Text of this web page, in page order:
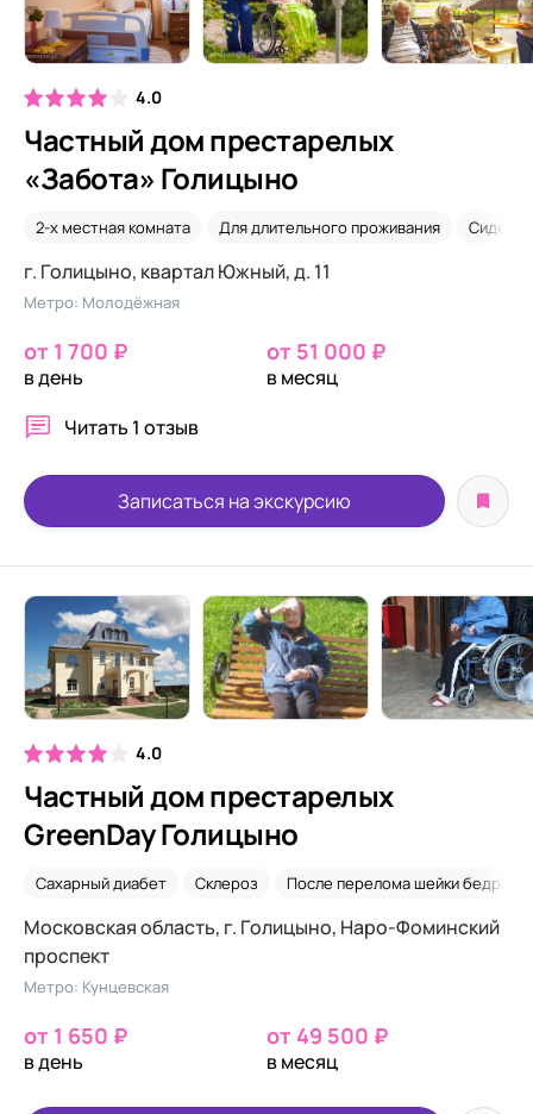
4.0
Частный дом престарелых
«Забота» Голицыно
2-х местная комната Для длительного проживания Сиделки
г. Голицыно, квартал Южный, д. 11
Метро: Молодёжная
от 1 700 ₽
в день
от 51 000 ₽
в месяц
Читать 1 отзыв
Записаться на экскурсию
4.0
Частный дом престарелых
GreenDay Голицыно
Сахарный диабет Склероз После перелома шейки бедра
Московская область, г. Голицыно, Наро-Фоминский
проспект
Метро: Кунцевская
от 1 650 ₽
в день
от 49 500 ₽
в месяц